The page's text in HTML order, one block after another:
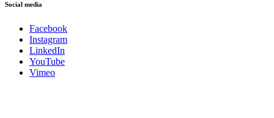
Social media
Facebook
Instagram
LinkedIn
YouTube
Vimeo